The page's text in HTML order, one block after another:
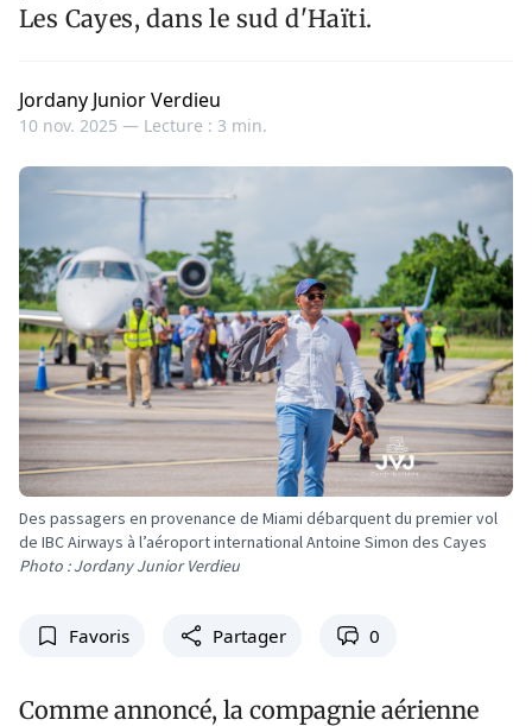
Les Cayes, dans le sud d'Haïti.
Jordany Junior Verdieu
10 nov. 2025 — Lecture : 3 min.
Des passagers en provenance de Miami débarquent du premier vol
de IBC Airways à l’aéroport international Antoine Simon des Cayes
Photo : Jordany Junior Verdieu
Favoris Partager 0
Comme annoncé, la compagnie aérienne